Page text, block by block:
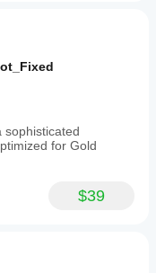
sophisticated
for Gold
$39